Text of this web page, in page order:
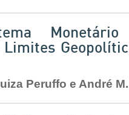
Limites
Peruffo e André